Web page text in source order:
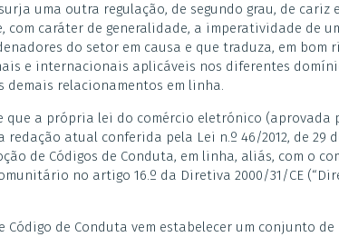
uma outra regulação, de segundo grau, de cariz
com caráter de generalidade, a imperatividade de
do setor em causa e que traduza, em bom
e internacionais aplicáveis nos diferentes
demais relacionamentos em linha.
que a própria lei do comércio eletrónico (aprovada
redação atual conferida pela Lei n.º 46/2012, de 29
de Códigos de Conduta, em linha, aliás, com o
no artigo 16.º da Diretiva 2000/31/CE
Código de Conduta vem estabelecer um conjunto